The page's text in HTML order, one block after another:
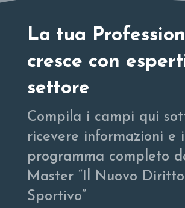
La tua
cresce con
settore
Compila i campi qui
ricevere informazioni e
programma completo
Master “Il Nuovo Diritto
Sportivo”